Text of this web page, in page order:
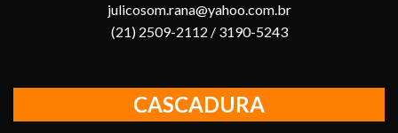
julicosom.rana@yahoo.com.br
(21) 2509-2112 / 3190-5243
CASCADURA